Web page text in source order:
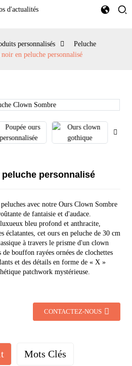
personnalisés
Peluche
en peluche personnalisé
personnalisé
avec notre Ours Clown Sombre
de fantaisie et d'audace.
bleu profond et anthracite,
éclatantes, cet ours en peluche de 30 cm
à travers le prisme d'un clown
bouffon rayées ornées de clochettes
et des détails en forme de « X »
patchwork mystérieuse.
CONTACTEZ-NOUS
Mots Clés